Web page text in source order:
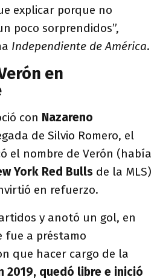
explicar porque no
poco sorprendidos”,
Independiente de América.
en
con Nazareno
de Silvio Romero, el
el nombre de Verón (había
York Red Bulls de la MLS)
en refuerzo.
y anotó un gol, en
fue a préstamo
que hacer cargo de la
2019, quedó libre e inició